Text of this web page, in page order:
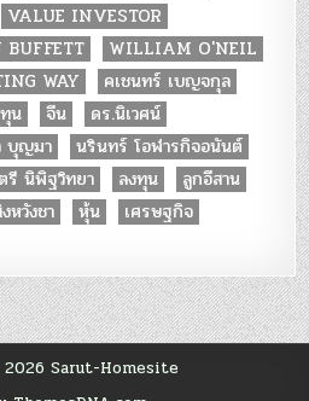
VALUE INVESTOR
BUFFETT
WILLIAM O'NEIL
WAY
คเชนทร์ เบญจกุล
น จีน
ดร.นิเวศน์
บุญมา
นรินทร์ โอฬารกิจอนันต์
รี นิพิฐวิทยา ลงทุน
ลูกอีสาน
หวังชา หุ้น
เศรษฐกิจ
Sarut-Homesite